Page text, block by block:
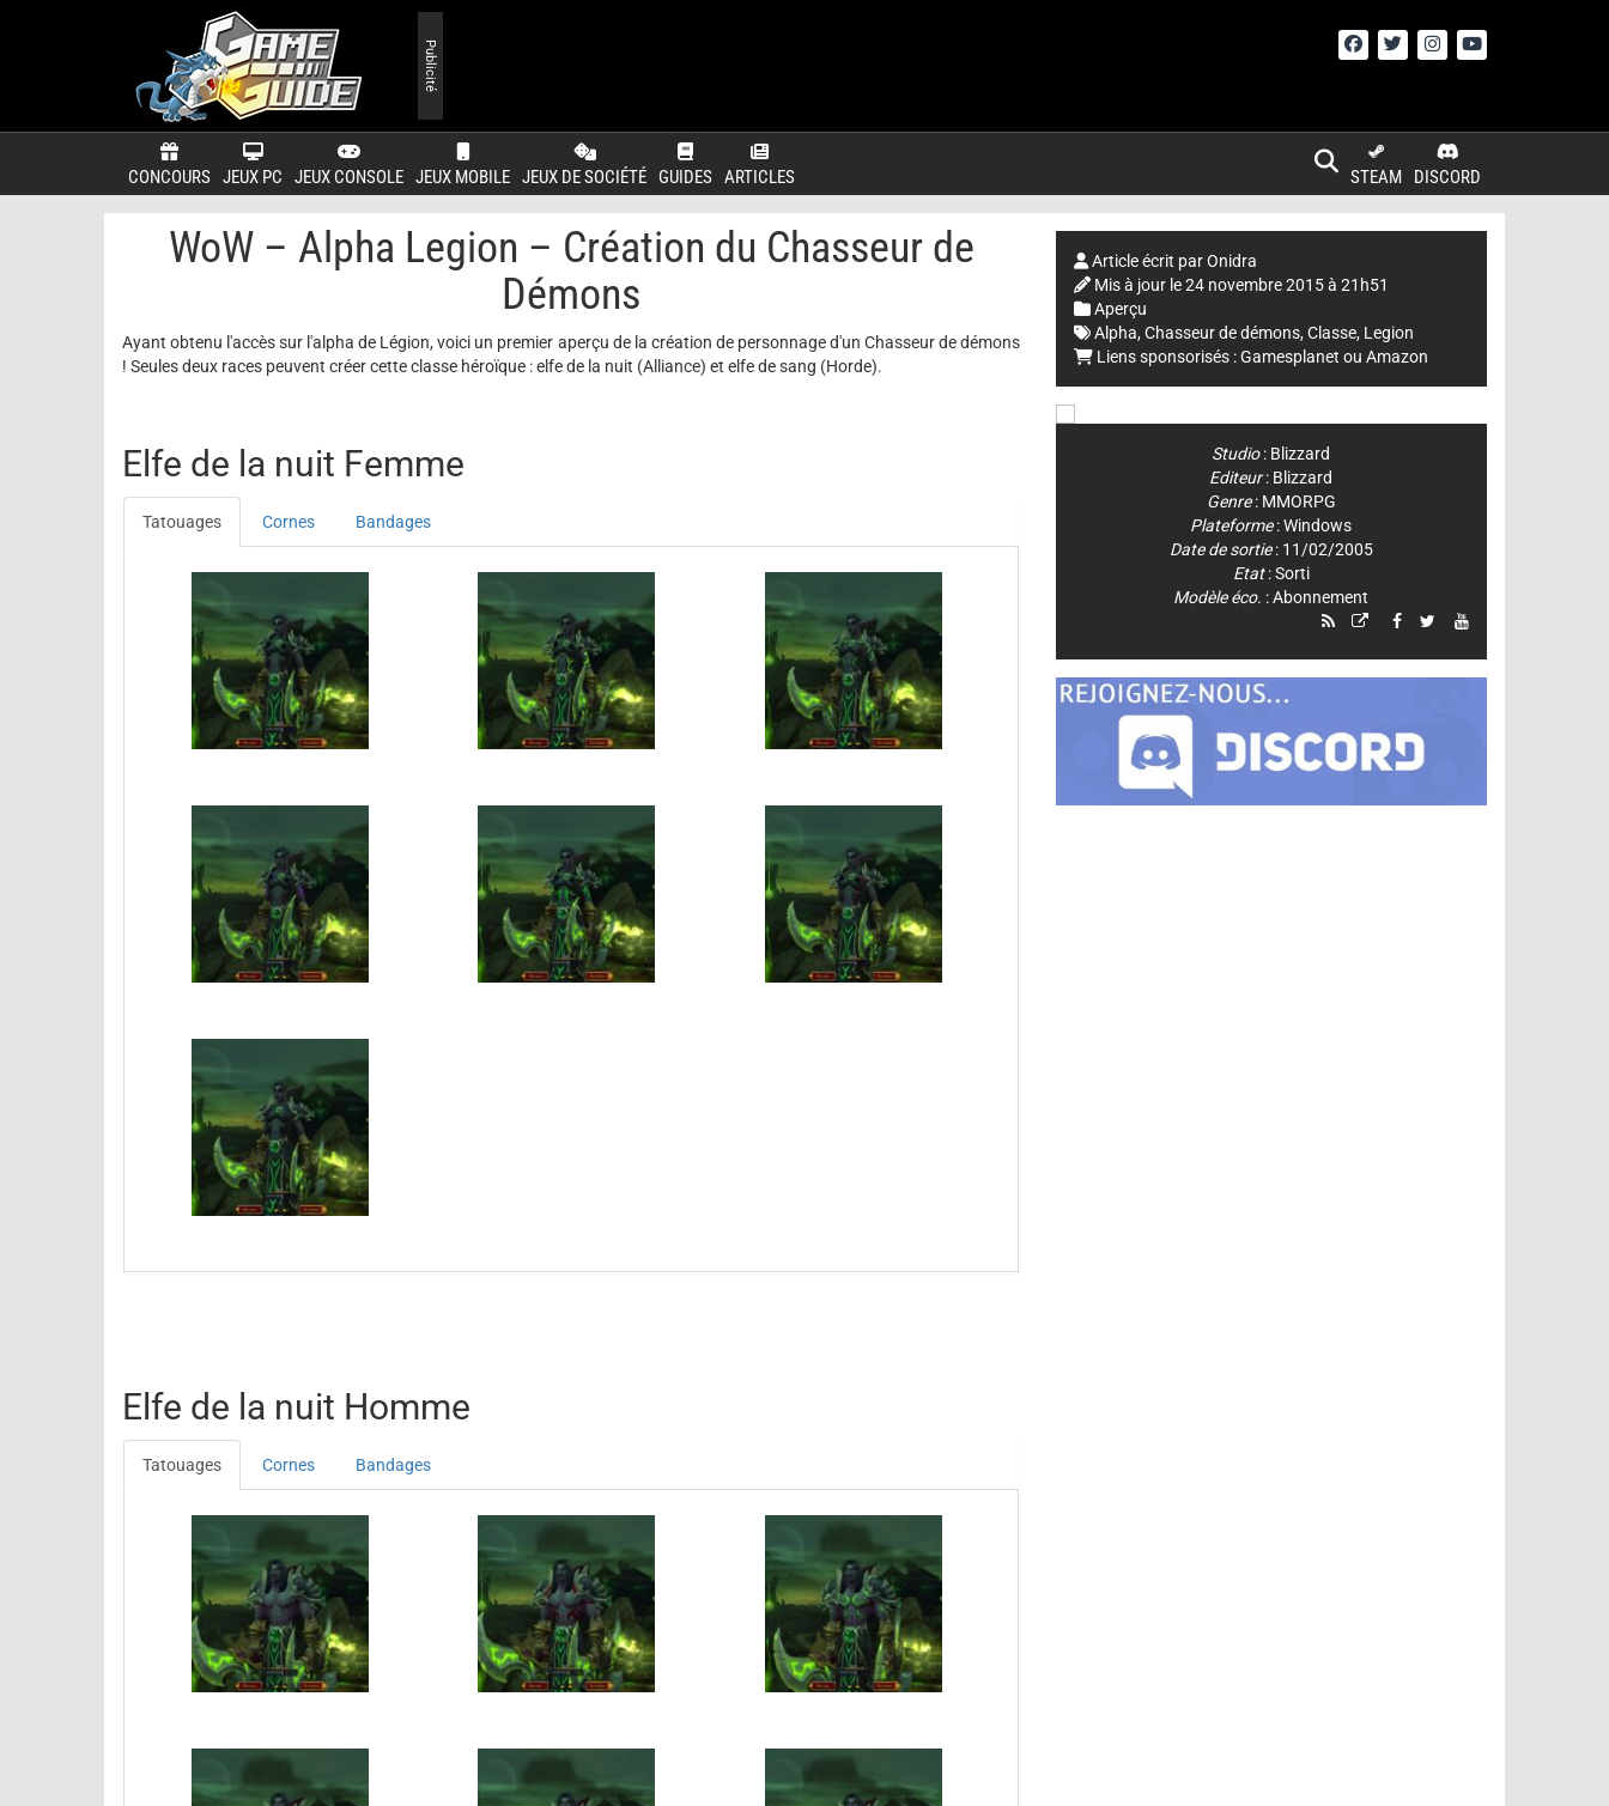
CONCOURS JEUX PC JEUX CONSOLE JEUX MOBILE JEUX DE SOCIÉTÉ GUIDES ARTICLES DISCORD
STEAM
Publicité
WoW – Alpha Legion – Création du Chasseur de
Démons
Ayant obtenu l'accès sur l'alpha de Légion, voici un premier aperçu de la création de personnage d'un Chasseur de démons
! Seules deux races peuvent créer cette classe héroïque : elfe de la nuit (Alliance) et elfe de sang (Horde).
Elfe de la nuit Femme
Tatouages Cornes Bandages
Elfe de la nuit Homme
Tatouages Cornes Bandages
Article écrit parOnidra
Mis à jour le24 novembre 2015 à 21h51
Aperçu
Alpha, Chasseur de démons, Classe, Legion
Liens sponsorisés :Gamesplanet ou Amazon
Studio: Blizzard
Editeur: Blizzard
Genre: MMORPG
Plateforme:Windows
Date de sortie: 11/02/2005
Etat: Sorti
Modèle éco. : Abonnement